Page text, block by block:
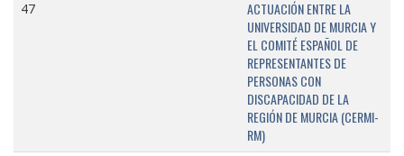
47
ACTUACIÓN ENTRE LA
UNIVERSIDAD DE MURCIA Y
EL COMITÉ ESPAÑOL DE
REPRESENTANTES DE
PERSONAS CON
DISCAPACIDAD DE LA
REGIÓN DE MURCIA (CERMI-
RM)